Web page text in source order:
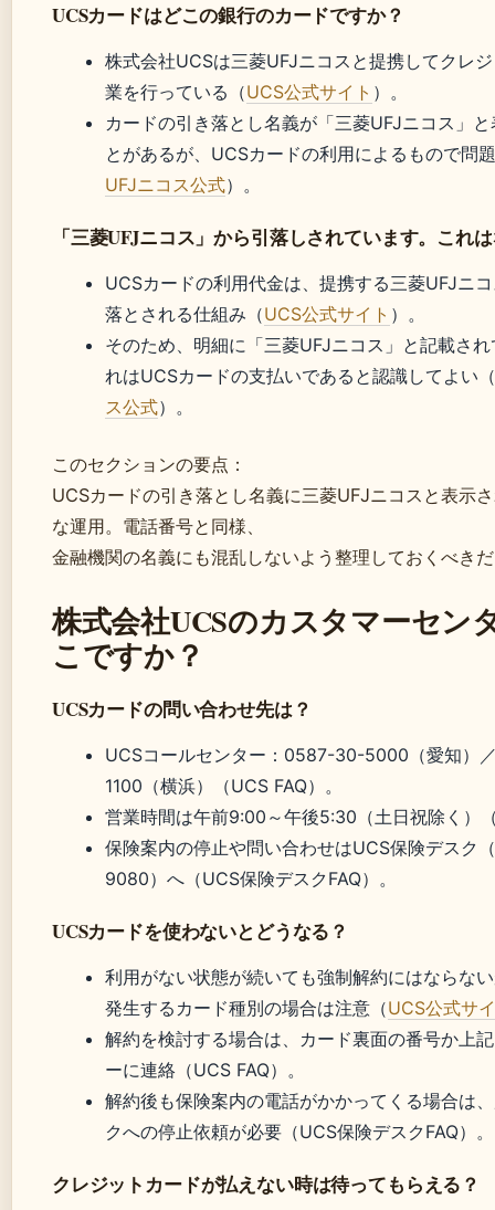
UCSカードはどこの銀行のカードですか？
株式会社UCSは三菱UFJニコスと提携してクレ
業を行っている（UCS公式サイト ）。
カードの引き落とし名義が「三菱UFJニコス」
とがあるが、UCSカードの利用によるもので問
UFJニコス公式）。
「三菱UFJニコス」から引落しされています。これ
UCSカードの利用代金は、提携する三菱UFJニ
落とされる仕組み（UCS公式サイト ）。
そのため、明細に「三菱UFJニコス」と記載さ
れはUCSカードの支払いであると認識してよい（
ス公式）。
このセクションの要点：
UCSカードの引き落とし名義に三菱UFJニコスと表示
な運用。電話番号と同様、
金融機関の名義にも混乱しないよう整理しておくべき
株式会社UCSのカスタマーセン
こですか？
UCSカードの問い合わせ先は？
UCSコールセンター：0587-30-5000（愛知）
1100（横浜）（UCS FAQ）。
営業時間は午前9:00～午後5:30（土日祝除く）
保険案内の停止や問い合わせはUCS保険デスク
9080）へ（UCS保険デスクFAQ）。
UCSカードを使わないとどうなる？
利用がない状態が続いても強制解約にはならな
発生するカード種別の場合は注意（UCS公式サ
解約を検討する場合は、カード裏面の番号か上
ーに連絡（UCS FAQ）。
解約後も保険案内の電話がかかってくる場合は
クへの停止依頼が必要（UCS保険デスクFAQ）。
クレジットカードが払えない時は待ってもらえる？